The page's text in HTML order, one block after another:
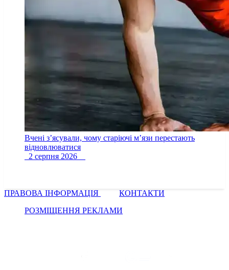
Вчені з’ясували, чому старіючі м’язи перестають
відновлюватися
2 серпня 2026
ПРАВОВА ІНФОРМАЦІЯ
КОНТАКТИ
РОЗМІЩЕННЯ РЕКЛАМИ